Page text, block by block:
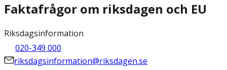
Faktafrågor om riksdagen och EU
Riksdagsinformation
020-349 000
riksdagsinformation@riksdagen.se